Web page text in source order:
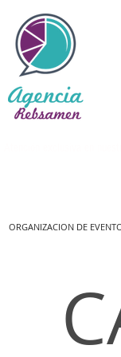
ORGANIZACION DE